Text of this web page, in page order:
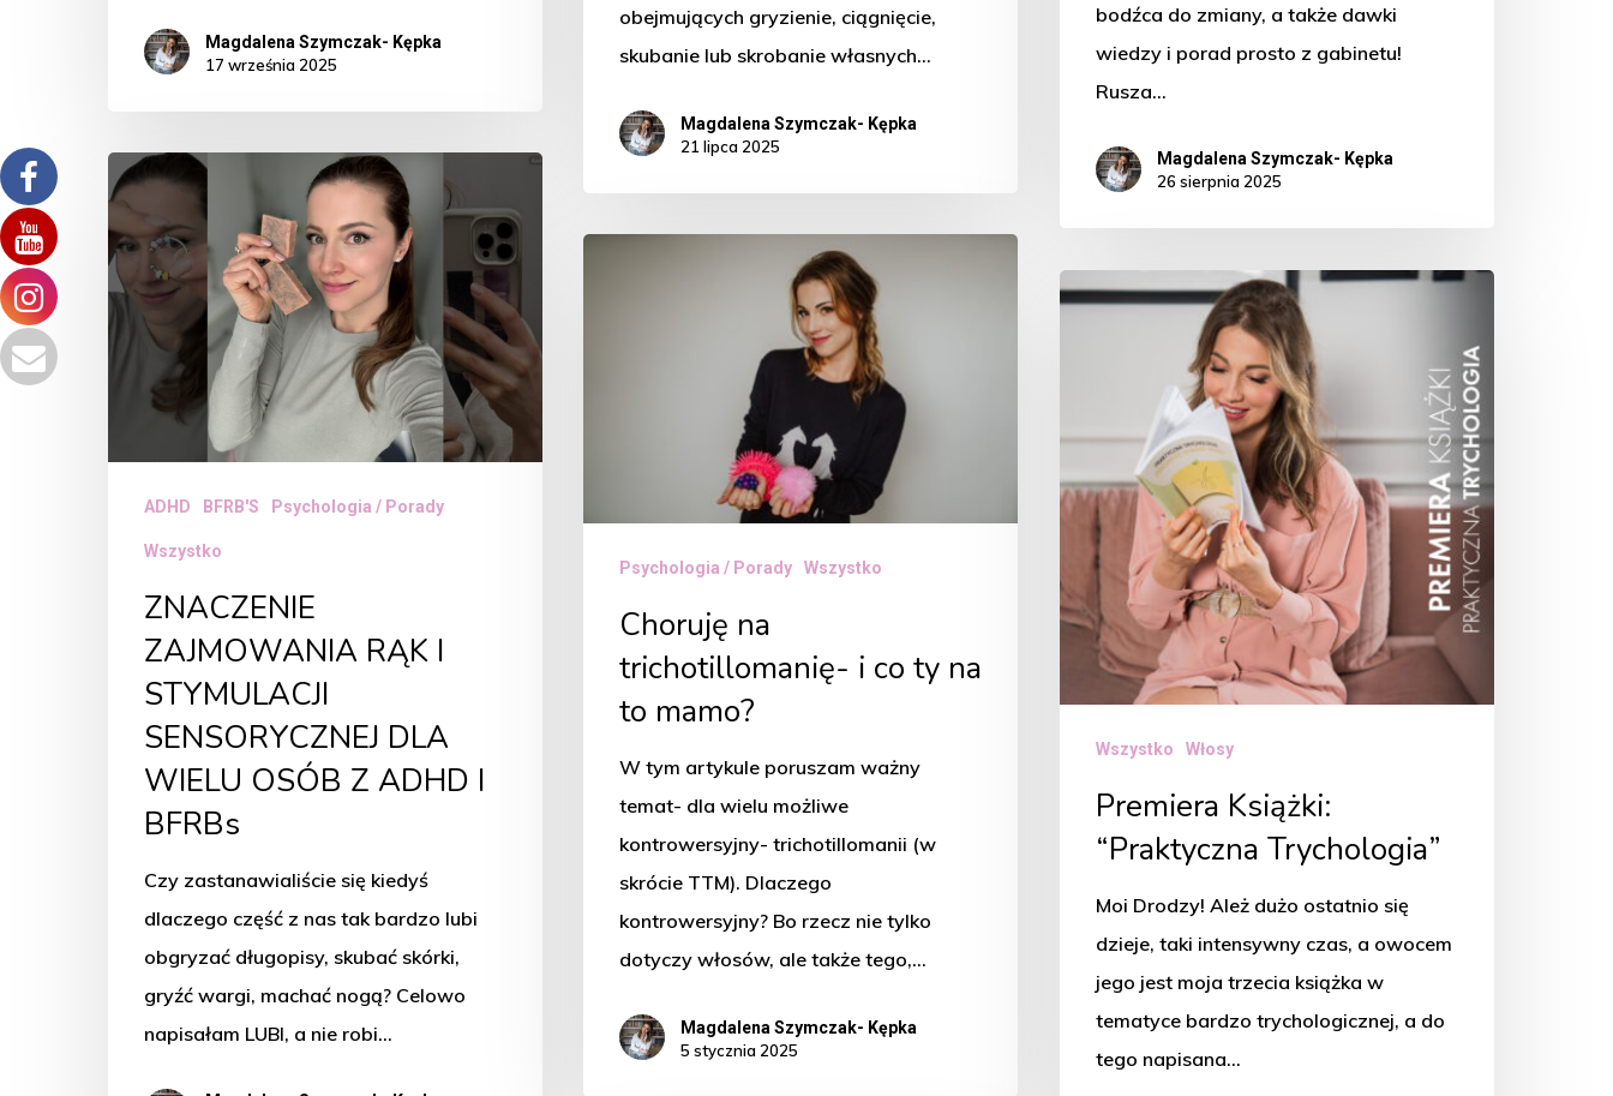
Magdalena Szymczak- Kępka
17 września 2025
bodźca do zmiany, a także dawki
wiedzy i porad prosto z gabinetu!
Rusza…
Magdalena Szymczak- Kępka
26 sierpnia 2025
obejmujących gryzienie, ciągnięcie,
skubanie lub skrobanie własnych…
Magdalena Szymczak- Kępka
21 lipca 2025
ZNACZENIE
ZAJMOWANIA
RĄK
I
STYMULACJI
SENSORYCZNEJ
ADHD
ADHD BFRB'S Psychologia / Porady
Wszystko
ZNACZENIE
ZAJMOWANIA RĄK I
STYMULACJI
SENSORYCZNEJ DLA
WIELU OSÓB Z ADHD I
BFRBs
Czy zastanawialiście się kiedyś
dlaczego część z nas tak bardzo lubi
obgryzać długopisy, skubać skórki,
gryźć wargi, machać nogą? Celowo
napisałam LUBI, a nie robi…
to
mamo?Psychologia / Porady Wszystko
Choruję na
trichotillomanię- i co ty na
to mamo?
W tym artykule poruszam ważny
temat- dla wielu możliwe
kontrowersyjny- trichotillomanii (w
skrócie TTM). Dlaczego
kontrowersyjny? Bo rzecz nie tylko
dotyczy włosów, ale także tego,…
Magdalena Szymczak- Kępka
5 stycznia 2025
Premiera
Trychologia”
Wszystko Włosy
Premiera Książki:
“Praktyczna Trychologia”
Moi Drodzy! Ależ dużo ostatnio się
dzieje, taki intensywny czas, a owocem
jego jest moja trzecia książka w
tematyce bardzo trychologicznej, a do
tego napisana…